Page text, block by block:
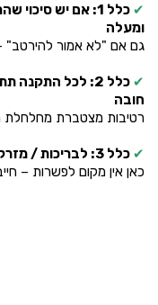
✔ כלל 1: אם יש סיכוי שהמוצר ייחשף למים עומדים — קח
ומעלה
גם אם "לא אמור להירטב"
✔ כלל 2: לכל התקנה תת-קרקעית או קרובה לאדמה —
חובה
רטיבות מצטברת מחלחלת
✔ כלל 3: לבריכות / מזרקות —
כאן אין מקום לפשרות –